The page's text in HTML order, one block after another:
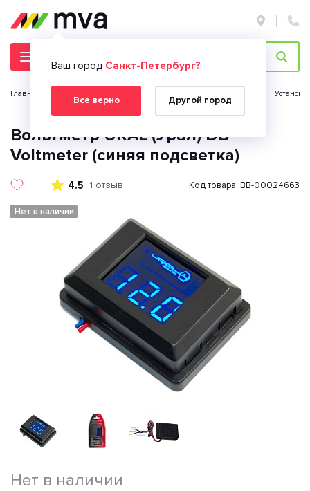
Ваш город Санкт-Петербург?
Все верно Другой город
Главная страница
Вольтметр URAL (Урал) DB
Voltmeter (синяя подсветка)
4.5 1 отзыв Код товара: BB-00024663
Нет в наличии
Нет в наличии